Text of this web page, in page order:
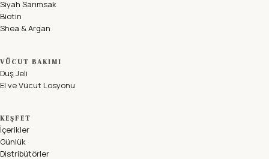
Siyah Sarımsak
Biotin
Shea & Argan
VÜCUT BAKIMI
Duş Jeli
El ve Vücut Losyonu
KEŞFET
İçerikler
Günlük
Distribütörler